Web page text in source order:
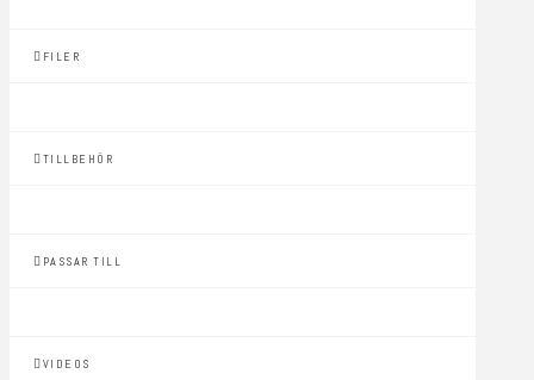
FILER
TILLBEHÖR
PASSAR TILL
VIDEOS